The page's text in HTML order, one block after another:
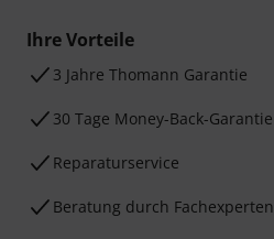
Ihre Vorteile
3 Jahre Thomann Garantie
30 Tage Money-Back-Garantie
Reparaturservice
Beratung durch Fachexperten